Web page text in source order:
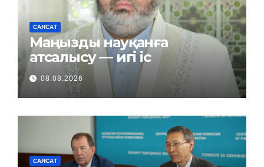
САЯСАТ
Маңызды науқанға
атсалысу — игі іс
08.08.2026
САЯСАТ